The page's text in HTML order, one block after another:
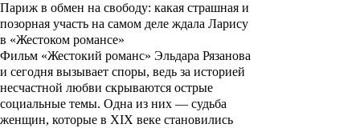
Париж в обмен на свободу: какая страшная и
позорная участь на самом деле ждала Ларису
в «Жестоком романсе»
Фильм «Жестокий романс» Эльдара Рязанова
и сегодня вызывает споры, ведь за историей
несчастной любви скрываются острые
социальные темы. Одна из них — судьба
женщин, которые в XIX веке становились